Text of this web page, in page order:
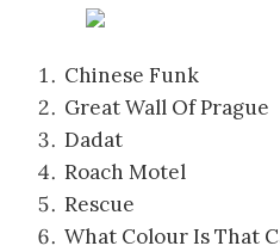
Chinese Funk
Great Wall Of Prague
Dadat
Roach Motel
Rescue
What Colour Is That